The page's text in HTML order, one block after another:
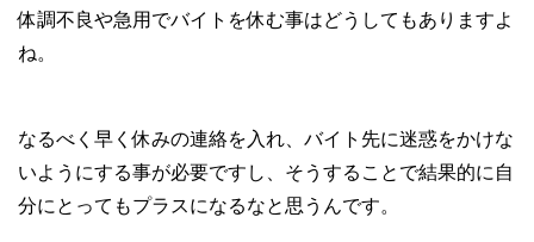
体調不良や急用でバイトを休む事はどうしてもありますよ
ね。
なるべく早く休みの連絡を入れ、バイト先に迷惑をかけな
いようにする事が必要ですし、そうすることで結果的に自
分にとってもプラスになるなと思うんです。